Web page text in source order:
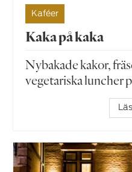
Kaféer
Kaka på kaka
Nybakade kakor,
vegetariska luncher